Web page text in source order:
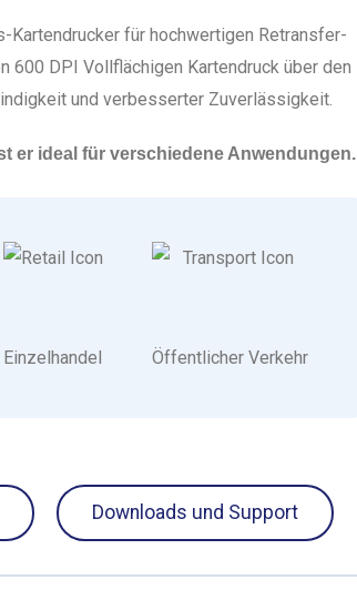
Kartendrucker für hochwertigen Retransfer-
600 DPI Vollflächigen Kartendruck über den
und verbesserter Zuverlässigkeit.
er ideal für verschiedene Anwendungen.
Einzelhandel Öffentlicher Verkehr
Downloads und Support